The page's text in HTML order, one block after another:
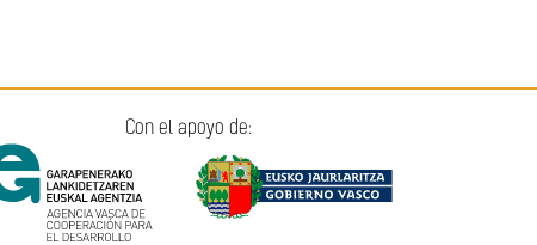
Con el apoyo de: